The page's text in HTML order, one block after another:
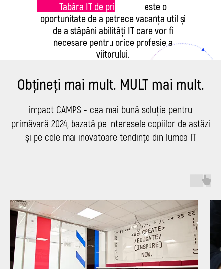
Tabăra IT de primăvară
este o
oportunitate de a petrece vacanța util și
de a stăpâni abilități IT care vor fi
necesare pentru orice profesie a
viitorului.
Obțineți mai mult. MULT mai mult.
impact CAMPS - cea mai bună soluție pentru
primăvară 2024, bazată pe interesele copiilor de astăzi
și pe cele mai inovatoare tendințe din lumea IT